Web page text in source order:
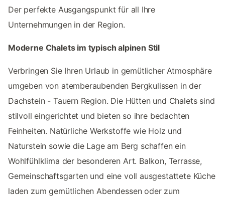
Der perfekte Ausgangspunkt für all Ihre
Unternehmungen in der Region.
Moderne Chalets im typisch alpinen Stil
Verbringen Sie Ihren Urlaub in gemütlicher Atmosphäre
umgeben von atemberaubenden Bergkulissen in der
Dachstein - Tauern Region. Die Hütten und Chalets sind
stilvoll eingerichtet und bieten so ihre bedachten
Feinheiten. Natürliche Werkstoffe wie Holz und
Naturstein sowie die Lage am Berg schaffen ein
Wohlfühlklima der besonderen Art. Balkon, Terrasse,
Gemeinschaftsgarten und eine voll ausgestattete Küche
laden zum gemütlichen Abendessen oder zum